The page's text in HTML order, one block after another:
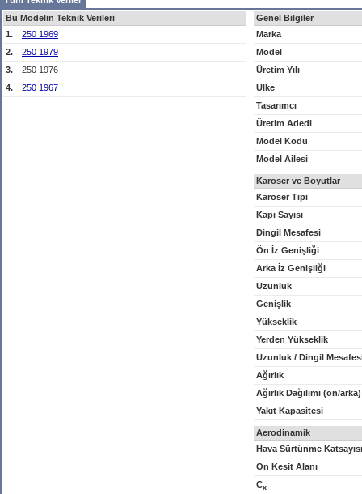
Bu Modelin Teknik Verileri
1.
250 1969
2.
250 1979
3.
250 1976
4.
250 1967
Genel Bilgiler
Marka
Model
Üretim Yılı
Ülke
Tasarımcı
Üretim Adedi
Model Kodu
Model Ailesi
Karoser ve Boyutlar
Karoser Tipi
Kapı Sayısı
Dingil Mesafesi
Ön İz Genişliği
Arka İz Genişliği
Uzunluk
Genişlik
Yükseklik
Yerden Yükseklik
Uzunluk / Dingil
Ağırlık
Ağırlık Dağılımı (ön/arka)
Yakıt Kapasitesi
Aerodinamik
Hava Sürtünme Katsayısı
Ön Kesit Alanı
Cx